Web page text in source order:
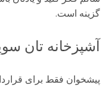
گزینه است.
آشپزخانه تان
پیشخوان فقط برای